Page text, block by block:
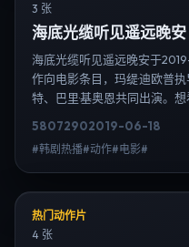
3 张
海底光缆听见遥远晚安
海底光缆听见遥远晚安于
作向电影条目，玛缇·迪欧普
特、巴里·基奥恩共同出演。
清连载信息，延伸检索日韩电
词。
58072902019-06-18
#韩剧热播#动作#电影#
热门动作片
4 张